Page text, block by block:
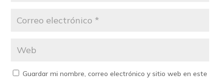
Guardar mi nombre, correo electrónico y sitio web en este